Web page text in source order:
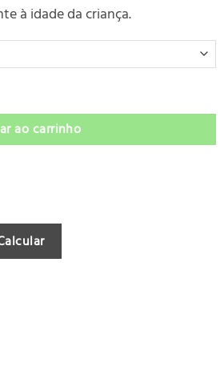
à idade da criança.
ao carrinho